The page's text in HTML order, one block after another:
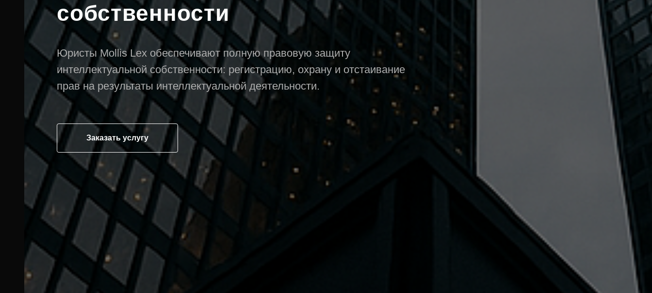
собственности
Юристы Mollis Lex обеспечивают полную правовую защиту
интеллектуальной собственности: регистрацию, охрану и отстаивание
прав на результаты интеллектуальной деятельности.
Заказать услугу